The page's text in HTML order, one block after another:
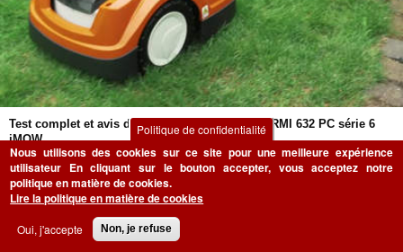
Test complet et avis du Robot tondeuse STIHL RMI 632 PC série 6
iMOW
21 Octobre 2021
Kim LÉON 0 réaction
Pour tondre votre pelouse sans effort et avec des résultats impeccables, optez
pour le robot tondeuse STIHL RMI 632 PC série 6 iMOW. Découvrez notre test
et...
Politique de confidentialité
Nous utilisons des cookies sur ce site pour une meilleure expérience
utilisateur En cliquant sur le bouton accepter, vous acceptez notre
politique en matière de cookies.
Lire la politique en matière de cookies
Oui, j'accepte Non, je refuse